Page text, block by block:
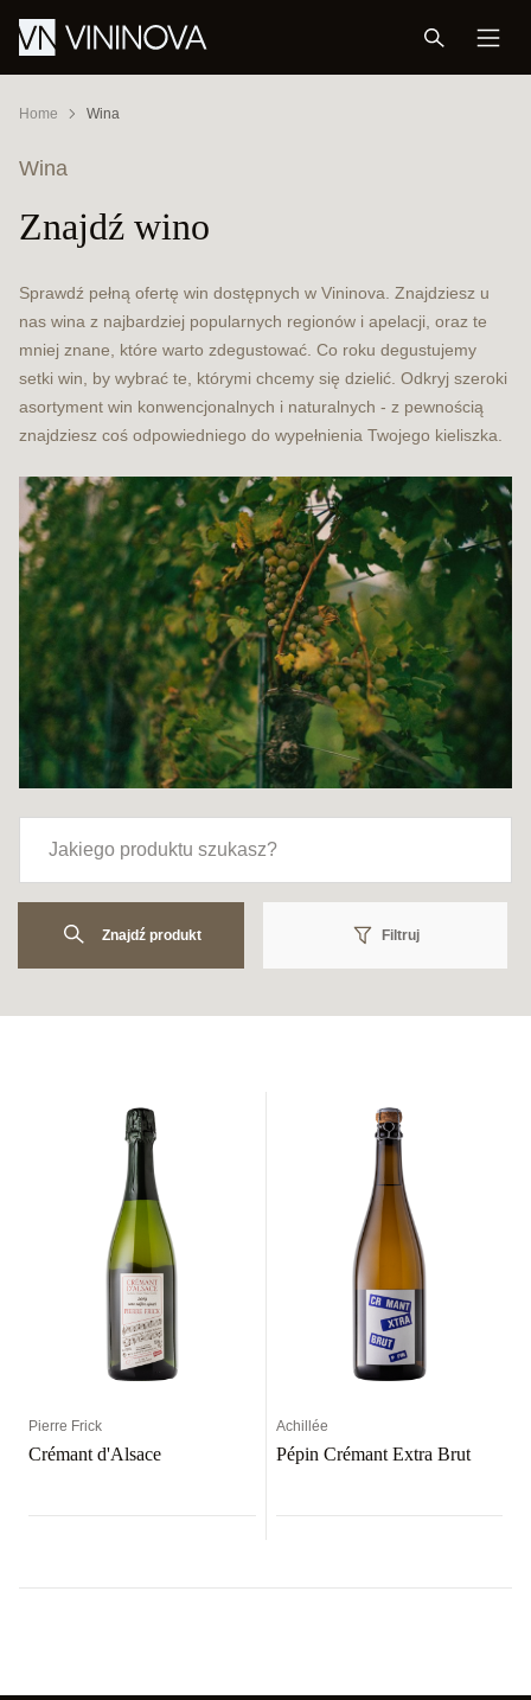
Home Wina
Wina
Znajdź wino
Sprawdź pełną ofertę win dostępnych w Vininova. Znajdziesz u
nas wina z najbardziej popularnych regionów i apelacji, oraz te
mniej znane, które warto zdegustować. Co roku degustujemy
setki win, by wybrać te, którymi chcemy się dzielić. Odkryj szeroki
asortyment win konwencjonalnych i naturalnych - z pewnością
znajdziesz coś odpowiedniego do wypełnienia Twojego kieliszka.
Znajdź produkt Filtruj
Pierre Frick
Crémant d'Alsace
Achillée
Pépin Crémant Extra Brut